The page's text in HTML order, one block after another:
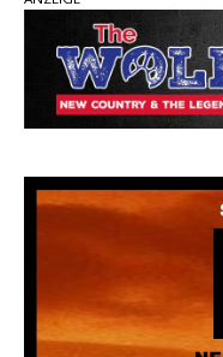
Country
Morgan
Fokus
Ben